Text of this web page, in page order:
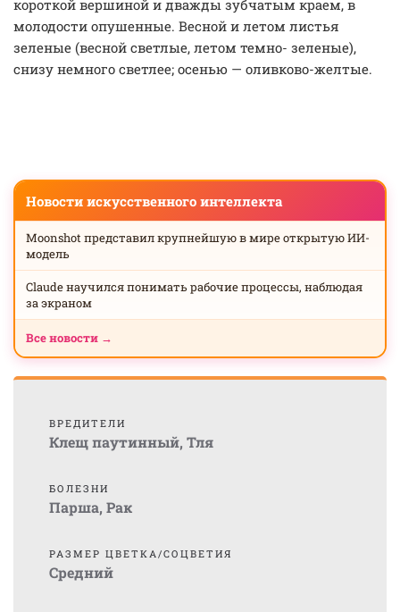
короткой вершиной и дважды зубчатым краем, в
молодости опушенные. Весной и летом листья
зеленые (весной светлые, летом темно- зеленые),
снизу немного светлее; осенью — оливково-желтые.
Новости искусственного интеллекта
Moonshot представил крупнейшую в мире открытую ИИ-
модель
Claude научился понимать рабочие процессы, наблюдая
за экраном
Все новости →
ВРЕДИТЕЛИ
Клещ паутинный, Тля
БОЛЕЗНИ
Парша, Рак
РАЗМЕР ЦВЕТКА/СОЦВЕТИЯ
Средний